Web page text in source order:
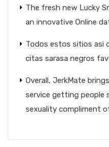
The fresh new Lucky
an innovative Online
Todos estos sitios asi­
citas sarasa negros
Overall, JerkMate
service getting people
sexuality compliment